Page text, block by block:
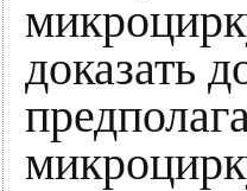
доказать